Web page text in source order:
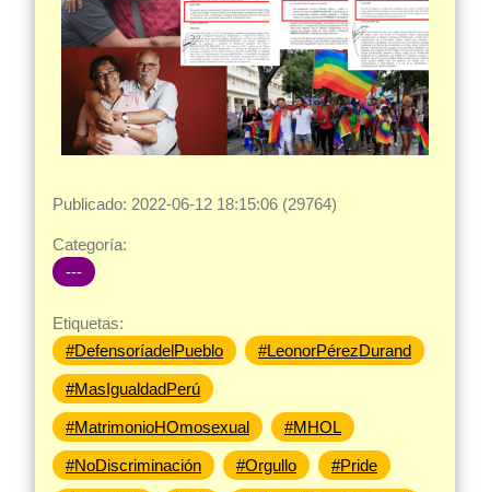
Publicado: 2022-06-12 18:15:06 (29764)
Categoría:
---
Etiquetas:
#DefensoríadelPueblo
#LeonorPérezDurand
#MasIgualdadPerú
#MatrimonioHOmosexual #MHOL
#NoDiscriminación #Orgullo #Pride